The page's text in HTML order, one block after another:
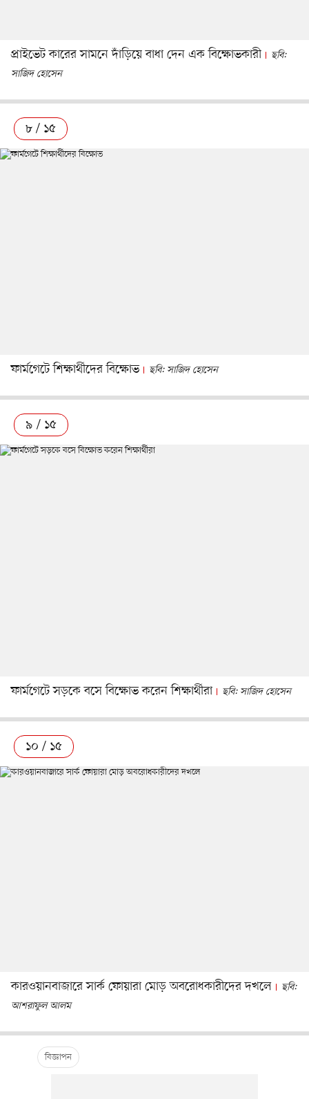
প্রাইভেট কারের সামনে দাঁড়িয়ে বাধা দেন এক বিক্ষোভকারী
ছবি:
সাজিদ হোসেন
৮ / ১৫
ফার্মগেটে শিক্ষার্থীদের বিক্ষোভ ছবি: সাজিদ হোসেন
৯ / ১৫
ফার্মগেটে সড়কে বসে বিক্ষোভ করেন শিক্ষার্থীরা ছবি: সাজিদ হোসেন
১০ / ১৫
কারওয়ানবাজারে সার্ক ফোয়ারা মোড় অবরোধকারীদের দখলে
ছবি:
আশরাফুল আলম